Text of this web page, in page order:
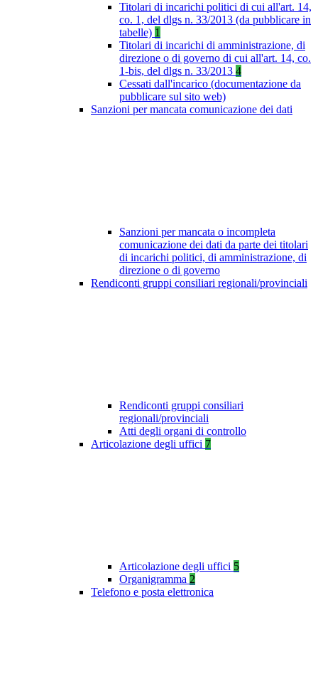
Titolari di incarichi politici di cui all'art. 14,
co. 1, del dlgs n. 33/2013 (da pubblicare in
tabelle) 1
Titolari di incarichi di amministrazione, di
direzione o di governo di cui all'art. 14, co.
1-bis, del dlgs n. 33/2013 4
Cessati dall'incarico (documentazione da
pubblicare sul sito web)
Sanzioni per mancata comunicazione dei dati
Sanzioni per mancata o incompleta
comunicazione dei dati da parte dei titolari
di incarichi politici, di amministrazione, di
direzione o di governo
Rendiconti gruppi consiliari regionali/provinciali
Rendiconti gruppi consiliari
regionali/provinciali
Atti degli organi di controllo
Articolazione degli uffici 7
Articolazione degli uffici 5
Organigramma 2
Telefono e posta elettronica